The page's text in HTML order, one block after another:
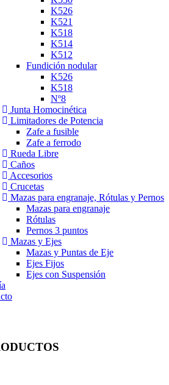
K526
K521
K518
K514
K512
Fundición nodular
K526
K518
Nº8
Junta Homocinética
Limitadores de Potencia
Zafe a fusible
Zafe a ferrodo
Rueda Libre
Caños
Accesorios
Crucetas
Mazas para engranaje, Rótulas y Pernos
Mazas para engranaje
Rótulas
Pernos 3 puntos
Mazas y Ejes
Mazas y Puntas de Eje
Ejes Fijos
Ejes con Suspensión